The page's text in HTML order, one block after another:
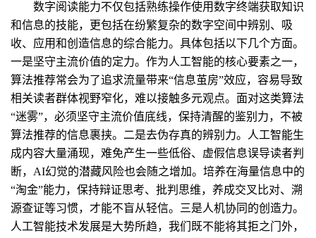
数字阅读能力不仅包括熟练操作使用数字终端获取知识
和信息的技能，更包括在纷繁复杂的数字空间中辨别、吸
收、应用和创造信息的综合能力。具体包括以下几个方面。
一是坚守主流价值的定力。作为人工智能的核心要素之一，
算法推荐常会为了追求流量带来“信息茧房”效应，容易导致
相关读者群体视野窄化，难以接触多元观点。面对这类算法
“迷雾”，必须坚守主流价值底线，保持清醒的鉴别力，不被
算法推荐的信息裹挟。二是去伪存真的辨别力。人工智能生
成内容大量涌现，难免产生一些低俗、虚假信息误导读者判
断，AI幻觉的潜藏风险也会随之增加。培养在海量信息中的
“淘金”能力，保持辩证思考、批判思维，养成交叉比对、溯
源查证等习惯，才能不盲从轻信。三是人机协同的创造力。
人工智能技术发展是大势所趋，我们既不能将其拒之门外，